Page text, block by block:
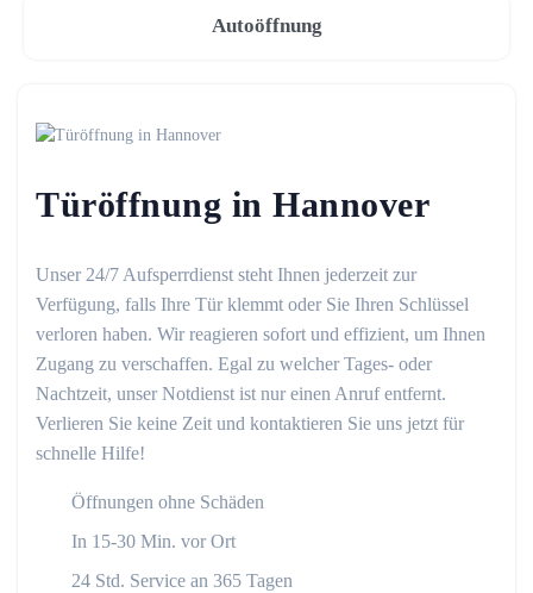
Autoöffnung
Türöffnung in Hannover
Unser 24/7 Aufsperrdienst steht Ihnen jederzeit zur
Verfügung, falls Ihre Tür klemmt oder Sie Ihren Schlüssel
verloren haben. Wir reagieren sofort und effizient, um Ihnen
Zugang zu verschaffen. Egal zu welcher Tages- oder
Nachtzeit, unser Notdienst ist nur einen Anruf entfernt.
Verlieren Sie keine Zeit und kontaktieren Sie uns jetzt für
schnelle Hilfe!
Öffnungen ohne Schäden
In 15-30 Min. vor Ort
24 Std. Service an 365 Tagen